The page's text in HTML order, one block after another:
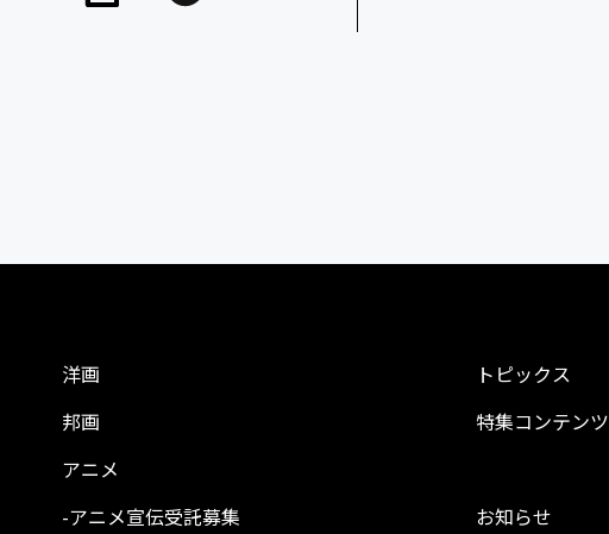
洋画
邦画
アニメ
-アニメ宣伝受託募集
トピックス
特集コンテンツ
お知らせ